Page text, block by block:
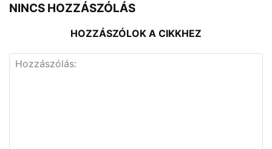
NINCS HOZZÁSZÓLÁS
HOZZÁSZÓLOK A CIKKHEZ